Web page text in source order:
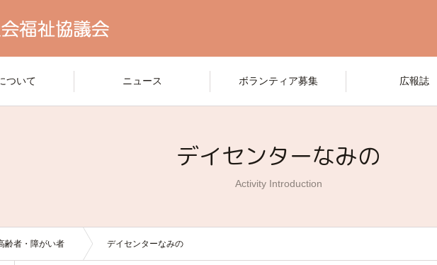
ついて ニュース ボランティア募集 広報誌
デイセンターなみの
Activity Introduction
齢者・障がい者 デイセンターなみの